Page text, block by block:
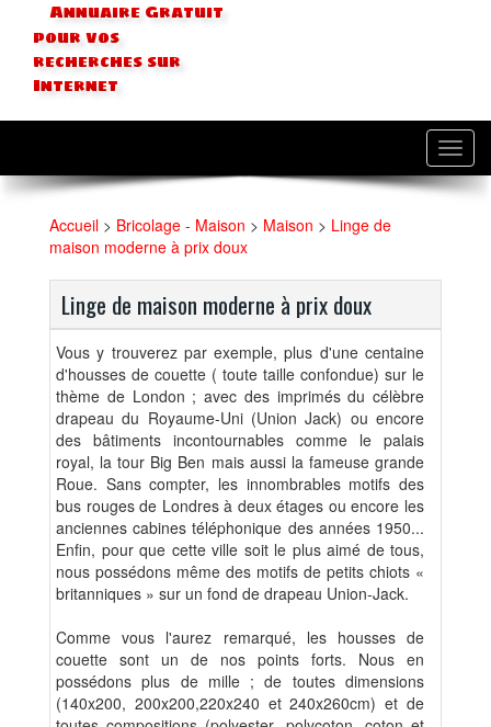
Annuaire Gratuit
pour vos
recherches sur
Internet
Accueil > Bricolage - Maison > Maison > Linge de
maison moderne à prix doux
Linge de maison moderne à prix doux
Vous y trouverez par exemple, plus d'une centaine
d'housses de couette ( toute taille confondue) sur le
thème de London ; avec des imprimés du célèbre
drapeau du Royaume-Uni (Union Jack) ou encore
des bâtiments incontournables comme le palais
royal, la tour Big Ben mais aussi la fameuse grande
Roue. Sans compter, les innombrables motifs des
bus rouges de Londres à deux étages ou encore les
anciennes cabines téléphonique des années 1950...
Enfin, pour que cette ville soit le plus aimé de tous,
nous possédons même des motifs de petits chiots «
britanniques » sur un fond de drapeau Union-Jack.
Comme vous l'aurez remarqué, les housses de
couette sont un de nos points forts. Nous en
possédons plus de mille ; de toutes dimensions
(140x200, 200x200,220x240 et 240x260cm) et de